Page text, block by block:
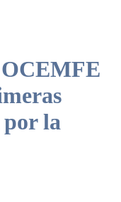
por la